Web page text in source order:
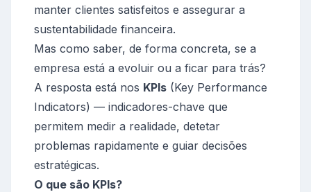
manter clientes satisfeitos e assegurar a
sustentabilidade financeira.
Mas como saber, de forma concreta, se a
empresa está a evoluir ou a ficar para trás?
A resposta está nos KPIs (Key Performance
Indicators) — indicadores-chave que
permitem medir a realidade, detetar
problemas rapidamente e guiar decisões
estratégicas.
O que são KPIs?